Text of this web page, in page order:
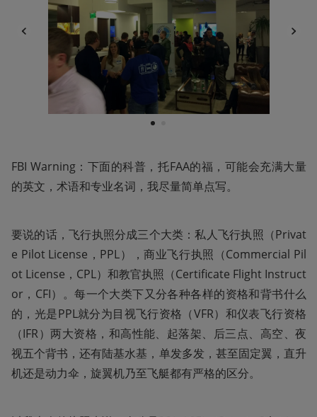
1
FBI Warning：下面的科普，托FAA的福，可能会充满大量
的英文，术语和专业名词，我尽量简单点写。
要说的话，飞行执照分成三个大类：私人飞行执照（Privat
e Pilot License，PPL），商业飞行执照（Commercial Pil
ot License，CPL）和教官执照（Certificate Flight Instruct
or，CFI）。每一个大类下又分各种各样的资格和背书什么
的，光是PPL就分为目视飞行资格（VFR）和仪表飞行资格
（IFR）两大资格，和高性能、起落架、后三点、高空、夜
视五个背书，还有陆基水基，单发多发，甚至固定翼，直升
机还是动力伞，旋翼机乃至飞艇都有严格的区分。